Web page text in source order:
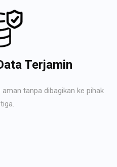
Terjamin
tanpa dibagikan ke pihak